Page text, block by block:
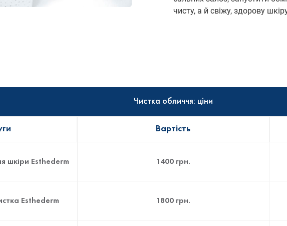
чисту, а й свіжу, здорову
Чистка обличчя: ціни
Вартість
шкіри Esthederm 1400 грн.
Esthederm 1800 грн.